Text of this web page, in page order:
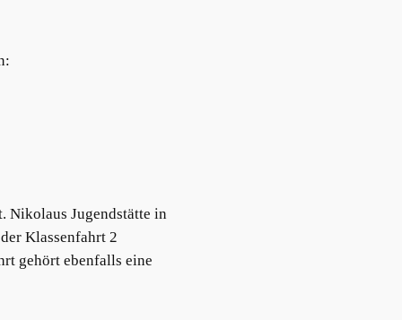
Nikolaus Jugendstätte in
Klassenfahrt 2
gehört ebenfalls eine